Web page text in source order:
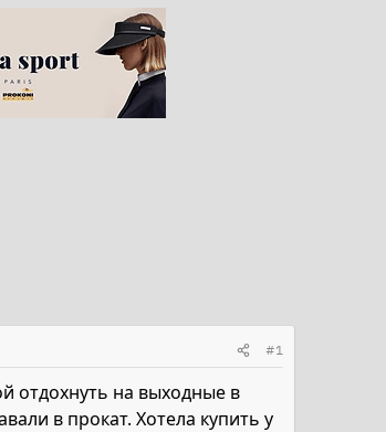
#1
отдохнуть на выходные в
в прокат. Хотела купить у